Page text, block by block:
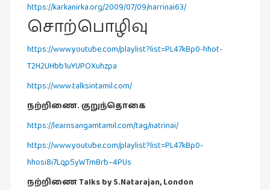
உண்மைகள்
சிறுகதை
சினிமா
சுழலும்
https://karkanirka.org/2009/07/09/narrinai63/
சொற்பொழிவு
https://www.youtube.com/playlist?list=PL47kBp0-hhot-
T2H2UHbb1uYUPOXuhzpa
https://www.talksintamil.com/
நற்றிணை. குறுந்தொகை
https://learnsangamtamil.com/tag/natrinai/
https://www.youtube.com/playlist?list=PL47kBp0-
hhosi8i7Lqp5yWTmBrb–4PUs
நற்றிணை Talks by S.Natarajan, London